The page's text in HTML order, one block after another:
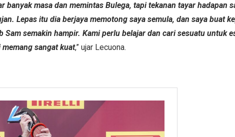
banyak masa dan memintas Bulega, tapi tekanan tayar hadapan
Lepas itu dia berjaya memotong saya semula, dan saya buat
Sam semakin hampir. Kami perlu belajar dan cari sesuatu untuk
sangat kuat,” ujar Lecuona.